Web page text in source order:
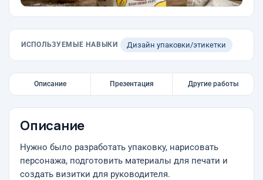
ИСПОЛЬЗУЕМЫЕ НАВЫКИ Дизайн упаковки/этикетки
Описание Презентация Другие работы
Описание
Нужно было разработать упаковку, нарисовать
персонажа, подготовить материалы для печати и
создать визитки для руководителя.